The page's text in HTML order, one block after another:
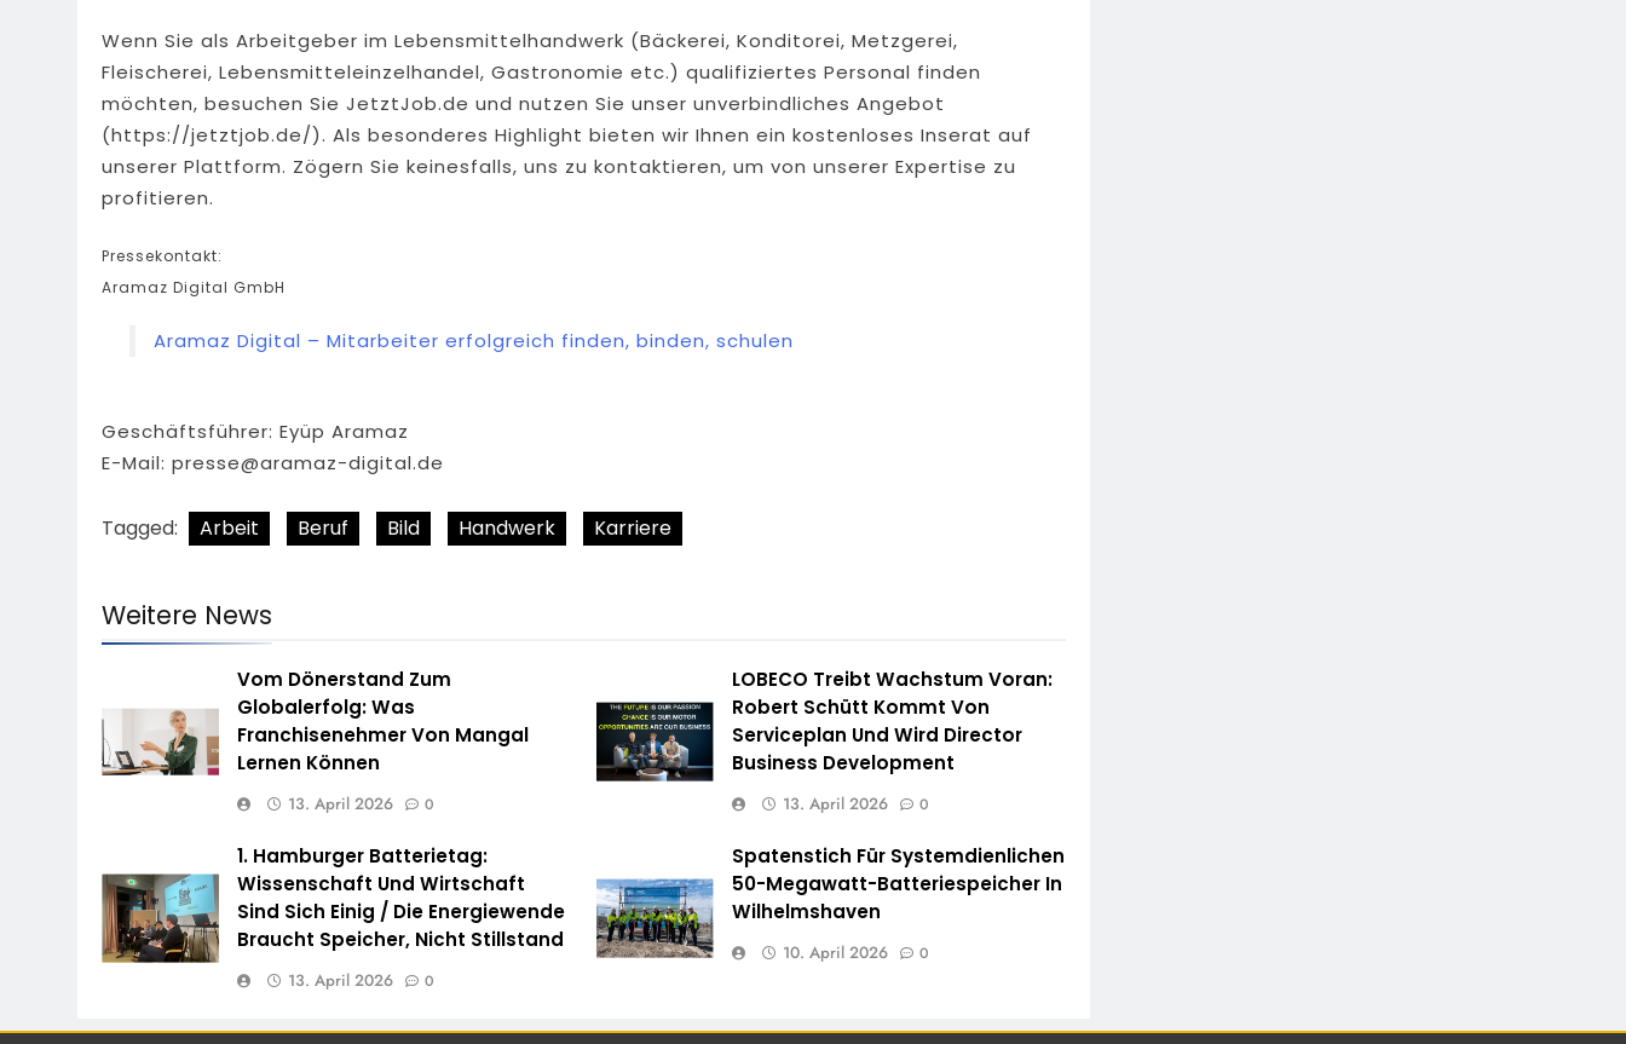
Wenn Sie als Arbeitgeber im Lebensmittelhandwerk (Bäckerei, Konditorei, Metzgerei,
Fleischerei, Lebensmitteleinzelhandel, Gastronomie etc.) qualifiziertes Personal finden
möchten, besuchen Sie JetztJob.de und nutzen Sie unser unverbindliches Angebot
(https://jetztjob.de/). Als besonderes Highlight bieten wir Ihnen ein kostenloses Inserat auf
unserer Plattform. Zögern Sie keinesfalls, uns zu kontaktieren, um von unserer Expertise zu
profitieren.
Pressekontakt:
Aramaz Digital GmbH
Aramaz Digital – Mitarbeiter erfolgreich finden, binden, schulen
Geschäftsführer: Eyüp Aramaz
E-Mail: presse@aramaz-digital.de
Tagged: Arbeit Beruf Bild Handwerk Karriere
Weitere News
Vom Dönerstand Zum
Globalerfolg: Was
Franchisenehmer Von Mangal
Lernen Können
13. April 2026 0
LOBECO Treibt Wachstum Voran:
Robert Schütt Kommt Von
Serviceplan Und Wird Director
Business Development
13. April 2026 0
1. Hamburger Batterietag:
Wissenschaft Und Wirtschaft
Sind Sich Einig / Die Energiewende
Braucht Speicher, Nicht Stillstand
13. April 2026 0
Spatenstich Für Systemdienlichen
50-Megawatt-Batteriespeicher In
Wilhelmshaven
10. April 2026 0